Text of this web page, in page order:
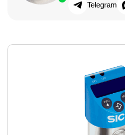
Telegram